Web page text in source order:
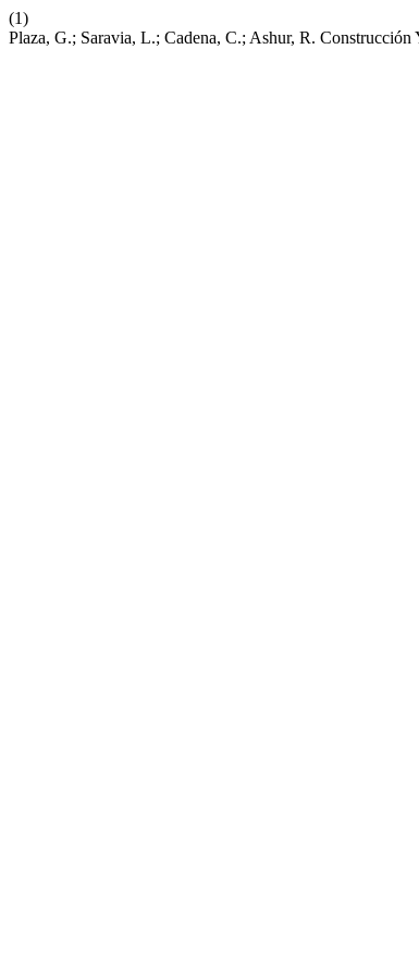
(1)
Plaza, G.; Saravia, L.; Cadena, C.; Ashur, R.